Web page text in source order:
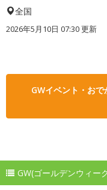
全国
2026年5月10日 07:30 更新
GWイベント・お
GW(ゴールデンウィー